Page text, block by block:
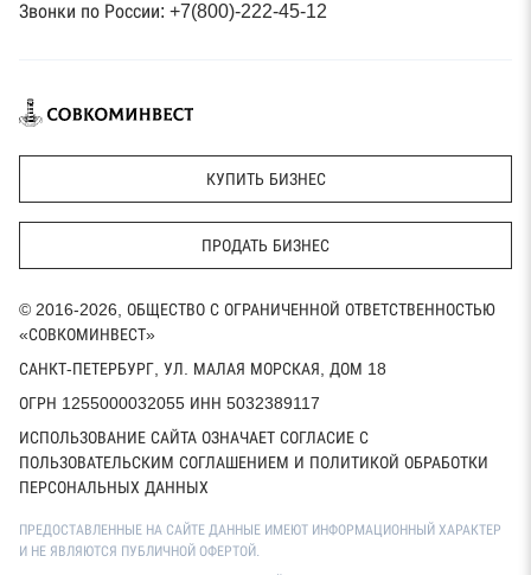
Звонки по России: +7(800)-222-45-12
КУПИТЬ БИЗНЕС
ПРОДАТЬ БИЗНЕС
© 2016-2026, ОБЩЕСТВО С ОГРАНИЧЕННОЙ ОТВЕТСТВЕННОСТЬЮ
«СОВКОМИНВЕСТ»
САНКТ-ПЕТЕРБУРГ, УЛ. МАЛАЯ МОРСКАЯ, ДОМ 18
ОГРН 1255000032055 ИНН 5032389117
ИСПОЛЬЗОВАНИЕ САЙТА ОЗНАЧАЕТ СОГЛАСИЕ С
ПОЛЬЗОВАТЕЛЬСКИМ СОГЛАШЕНИЕМ И ПОЛИТИКОЙ ОБРАБОТКИ
ПЕРСОНАЛЬНЫХ ДАННЫХ
ПРЕДОСТАВЛЕННЫЕ НА САЙТЕ ДАННЫЕ ИМЕЮТ ИНФОРМАЦИОННЫЙ ХАРАКТЕР
И НЕ ЯВЛЯЮТСЯ ПУБЛИЧНОЙ ОФЕРТОЙ.